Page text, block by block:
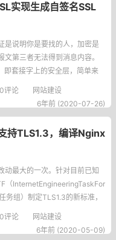
实现生成自签名SSL
是说明你是要找的人，加密是
文第三者无法得到消息内容。
即套接字上的安全层，简单来
做一个安全通信层，HTTPonS
在几乎所有网站访问都是基于
0评论
网站建设
6年前 (2020-07-26)
持TLS1.3，编译Nginx
动最大的一次。针对目前已知
（InternetEngineeringTaskFor
务组）制定TLS1.3的新标准，
以来最安全，但也最复杂的TL
之前的差异TLS1.3与之前的协
0评论
网站建设
6年前 (2020-05-09)